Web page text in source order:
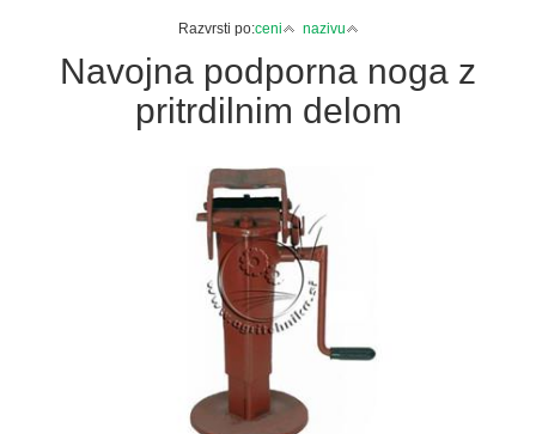
Razvrsti po:ceni nazivu
Navojna podporna noga z
pritrdilnim delom